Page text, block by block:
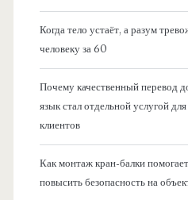
Когда тело устаёт, а разум
человеку за 60
Почему качественный перевод
язык стал отдельной услугой
клиентов
Как монтаж кран-балки
повысить безопасность на